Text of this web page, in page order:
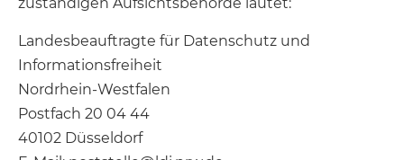
Landesbeauftragte für Datenschutz und
Informationsfreiheit
Nordrhein-Westfalen
Postfach 20 04 44
40102 Düsseldorf